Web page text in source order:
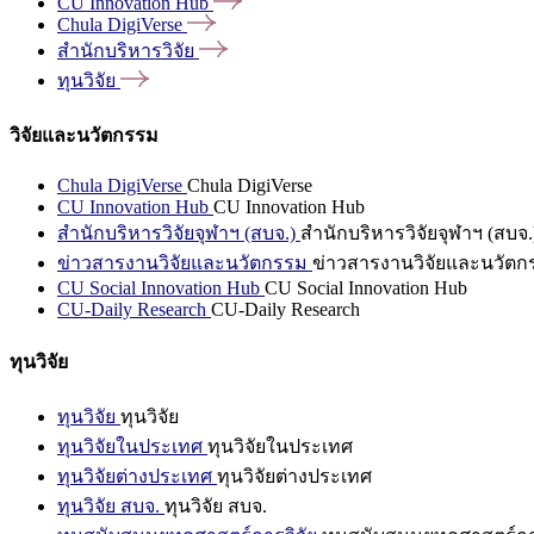
Chula DigiVerse
สำนักบริหารวิจัย
ทุนวิจัย
วิจัยและนวัตกรรม
Chula DigiVerse Chula DigiVerse
CU Innovation Hub CU Innovation Hub
สำนักบริหารวิจัยจุฬาฯ (สบจ.) สำนักบริหารวิจัยจุฬาฯ (สบจ
ข่าวสารงานวิจัยและนวัตกรรม ข่าวสารงานวิจัยและนวัตก
CU Social Innovation Hub CU Social Innovation Hub
CU-Daily Research CU-Daily Research
ทุนวิจัย
ทุนวิจัย ทุนวิจัย
ทุนวิจัยในประเทศ ทุนวิจัยในประเทศ
ทุนวิจัยต่างประเทศ ทุนวิจัยต่างประเทศ
ทุนวิจัย สบจ. ทุนวิจัย สบจ.